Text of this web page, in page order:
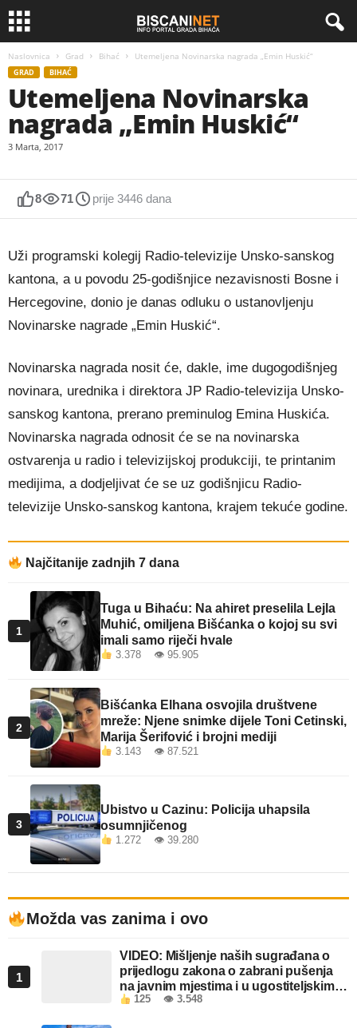
Naslovnica Grad Bihać Utemeljena Novinarska nagrada „Emin Huskić“
GRAD BIHAĆ
Utemeljena Novinarska
nagrada „Emin Huskić“
3 Marta, 2017
8 71 prije 3446 dana
Uži programski kolegij Radio-televizije Unsko-sanskog
kantona, a u povodu 25-godišnjice nezavisnosti Bosne i
Hercegovine, donio je danas odluku o ustanovljenju
Novinarske nagrade „Emin Huskić“.
Novinarska nagrada nosit će, dakle, ime dugogodišnjeg
novinara, urednika i direktora JP Radio-televizija Unsko-
sanskog kantona, prerano preminulog Emina Huskića.
Novinarska nagrada odnosit će se na novinarska
ostvarenja u radio i televizijskoj produkciji, te printanim
medijima, a dodjeljivat će se uz godišnjicu Radio-
televizije Unsko-sanskog kantona, krajem tekuće godine.
Najčitanije zadnjih 7 dana
1
Tuga u Bihaću: Na ahiret preselila Lejla
Muhić, omiljena Bišćanka o kojoj su svi
imali samo riječi hvale
3.378 👁 95.905
2
Bišćanka Elhana osvojila društvene
mreže: Njene snimke dijele Toni Cetinski,
Marija Šerifović i brojni mediji
3.143 👁 87.521
3
Ubistvo u Cazinu: Policija uhapsila
osumnjičenog
1.272 👁 39.280
Možda vas zanima i ovo
1
VIDEO: Mišljenje naših sugrađana o
prijedlogu zakona o zabrani pušenja
na javnim mjestima i u ugostiteljskim
objektima u FBiH
125 👁 3.548